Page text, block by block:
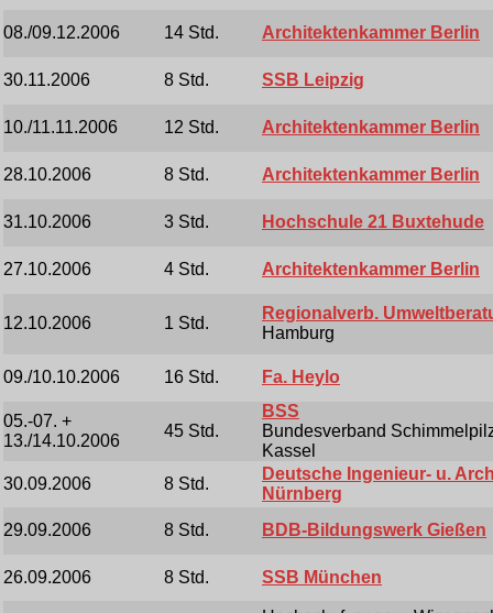
08./09.12.2006 14 Std. Architektenkammer Berlin
30.11.2006 8 Std. SSB Leipzig
10./11.11.2006 12 Std. Architektenkammer Berlin
28.10.2006 8 Std. Architektenkammer Berlin
31.10.2006 3 Std. Hochschule 21 Buxtehude
27.10.2006 4 Std. Architektenkammer Berlin
12.10.2006 1 Std.
Regionalverb.
Hamburg
09./10.10.2006 16 Std. Fa. Heylo
05.-07. +
13./14.10.2006
45 Std.
BSS
Bundesverband
Kassel
30.09.2006
8 Std.
Deutsche Ingenieur- u.
Nürnberg
29.09.2006
8 Std. BDB-Bildungswerk Gießen
26.09.2006 8 Std. SSB München